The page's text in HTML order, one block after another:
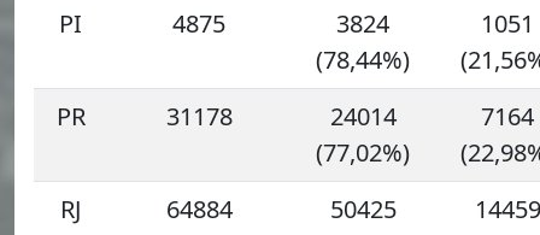
PI
4875
3824
(78,44%)
1051
PR
31178
24014
(77,02%)
7164
RJ
64884
50425
14459